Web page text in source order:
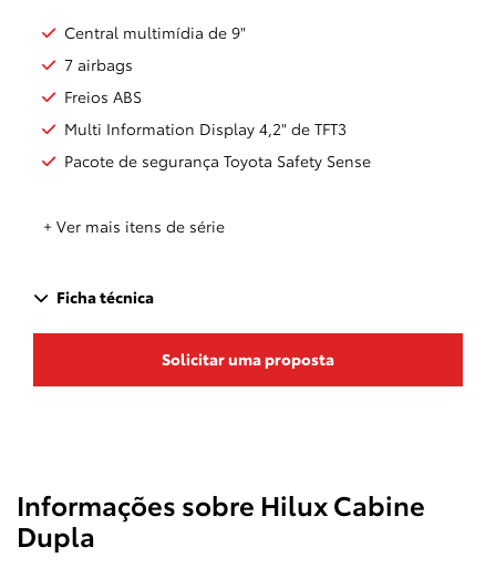
Central multimídia de 9"
7 airbags
Freios ABS
Multi Information Display 4,2" de TFT3
Pacote de segurança Toyota Safety Sense
+ Ver mais itens de série
Ficha técnica
Solicitar uma proposta
Informações sobre Hilux Cabine
Dupla